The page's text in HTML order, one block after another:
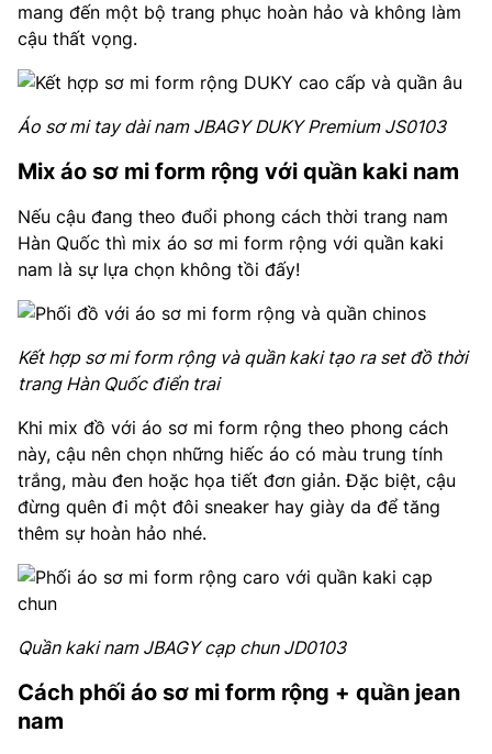
mang đến một bộ trang phục hoàn hảo và không làm
cậu thất vọng.
Áo sơ mi tay dài nam JBAGY DUKY Premium JS0103
Mix áo sơ mi form rộng với quần kaki nam
Nếu cậu đang theo đuổi phong cách thời trang nam
Hàn Quốc thì mix áo sơ mi form rộng với quần kaki
nam là sự lựa chọn không tồi đấy!
Kết hợp sơ mi form rộng và quần kaki tạo ra set đồ thời
trang Hàn Quốc điển trai
Khi mix đồ với áo sơ mi form rộng theo phong cách
này, cậu nên chọn những hiếc áo có màu trung tính
trắng, màu đen hoặc họa tiết đơn giản. Đặc biệt, cậu
đừng quên đi một đôi sneaker hay giày da để tăng
thêm sự hoàn hảo nhé.
Quần kaki nam JBAGY cạp chun JD0103
Cách phối áo sơ mi form rộng + quần jean
nam